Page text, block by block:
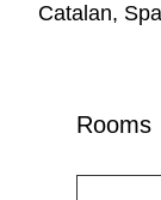
Catalan,
Rooms